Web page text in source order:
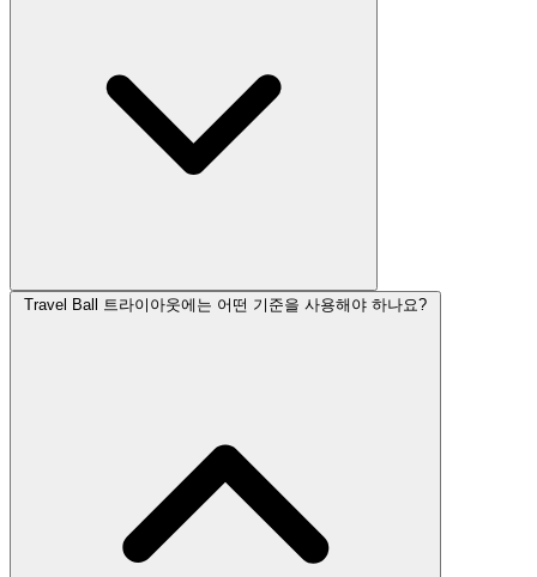
Travel Ball 트라이아웃에는 어떤 기준을 사용해야 하나요?